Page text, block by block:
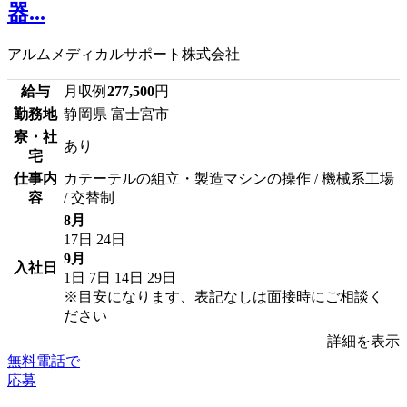
器...
アルムメディカルサポート株式会社
給与 月収例 277,500円
勤務地 静岡県 富士宮市
寮・社
宅
あり
仕事内
容
カテーテルの組立・製造マシンの操作 / 機械系工場
/ 交替制
入社日
8月
17日 24日
9月
1日 7日 14日 29日
※目安になります、表記なしは面接時にご相談く
ださい
詳細を表示
無料電話で
応募